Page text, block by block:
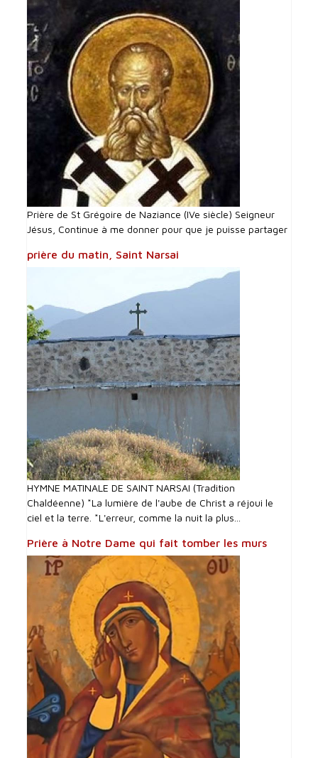
Prière de St Grégoire de Naziance (IVe siècle) Seigneur
Jésus, Continue à me donner pour que je puisse partager
prière du matin, Saint Narsai
HYMNE MATINALE DE SAINT NARSAI (Tradition
Chaldéenne) *La lumière de l'aube de Christ a réjoui le
ciel et la terre. *L'erreur, comme la nuit la plus...
Prière à Notre Dame qui fait tomber les murs